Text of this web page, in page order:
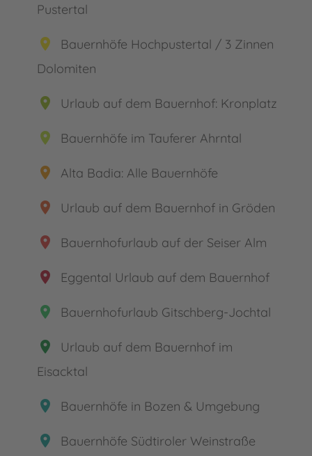
Pustertal
place
Bauernhöfe Hochpustertal / 3 Zinnen
Dolomiten
place Urlaub auf dem Bauernhof: Kronplatz
place Bauernhöfe im Tauferer Ahrntal
place Alta Badia: Alle Bauernhöfe
place Urlaub auf dem Bauernhof in Gröden
place Bauernhofurlaub auf der Seiser Alm
place Eggental Urlaub auf dem Bauernhof
place Bauernhofurlaub Gitschberg-Jochtal
place
Urlaub auf dem Bauernhof im
Eisacktal
place Bauernhöfe in Bozen & Umgebung
place Bauernhöfe Südtiroler Weinstraße